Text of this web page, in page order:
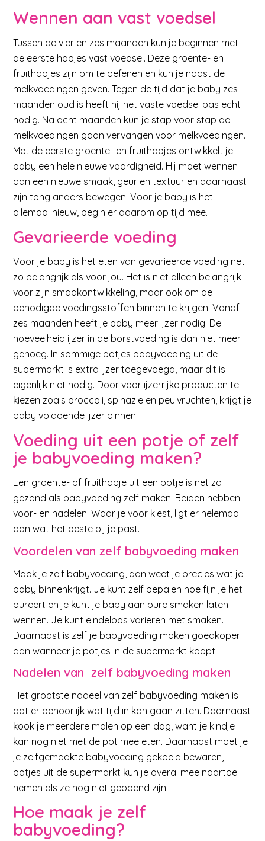
Wennen aan vast voedsel
Tussen de vier en zes maanden kun je beginnen met
de eerste hapjes vast voedsel. Deze groente- en
fruithapjes zijn om te oefenen en kun je naast de
melkvoedingen geven. Tegen de tijd dat je baby zes
maanden oud is heeft hij het vaste voedsel pas echt
nodig. Na acht maanden kun je stap voor stap de
melkvoedingen gaan vervangen voor melkvoedingen.
Met de eerste groente- en fruithapjes ontwikkelt je
baby een hele nieuwe vaardigheid. Hij moet wennen
aan een nieuwe smaak, geur en textuur en daarnaast
zijn tong anders bewegen. Voor je baby is het
allemaal nieuw, begin er daarom op tijd mee.
Gevarieerde voeding
Voor je baby is het eten van gevarieerde voeding net
zo belangrijk als voor jou. Het is niet alleen belangrijk
voor zijn smaakontwikkeling, maar ook om de
benodigde voedingsstoffen binnen te krijgen. Vanaf
zes maanden heeft je baby meer ijzer nodig. De
hoeveelheid ijzer in de borstvoeding is dan niet meer
genoeg. In sommige potjes babyvoeding uit de
supermarkt is extra ijzer toegevoegd, maar dit is
eigenlijk niet nodig. Door voor ijzerrijke producten te
kiezen zoals broccoli, spinazie en peulvruchten, krijgt je
baby voldoende ijzer binnen.
Voeding uit een potje of zelf
je babyvoeding maken?
Een groente- of fruithapje uit een potje is net zo
gezond als babyvoeding zelf maken. Beiden hebben
voor- en nadelen. Waar je voor kiest, ligt er helemaal
aan wat het beste bij je past.
Voordelen van zelf babyvoeding maken
Maak je zelf babyvoeding, dan weet je precies wat je
baby binnenkrijgt. Je kunt zelf bepalen hoe fijn je het
pureert en je kunt je baby aan pure smaken laten
wennen. Je kunt eindeloos variëren met smaken.
Daarnaast is zelf je babyvoeding maken goedkoper
dan wanneer je potjes in de supermarkt koopt.
Nadelen van zelf babyvoeding maken
Het grootste nadeel van zelf babyvoeding maken is
dat er behoorlijk wat tijd in kan gaan zitten. Daarnaast
kook je meerdere malen op een dag, want je kindje
kan nog niet met de pot mee eten. Daarnaast moet je
je zelfgemaakte babyvoeding gekoeld bewaren,
potjes uit de supermarkt kun je overal mee naartoe
nemen als ze nog niet geopend zijn.
Hoe maak je zelf
babyvoeding?